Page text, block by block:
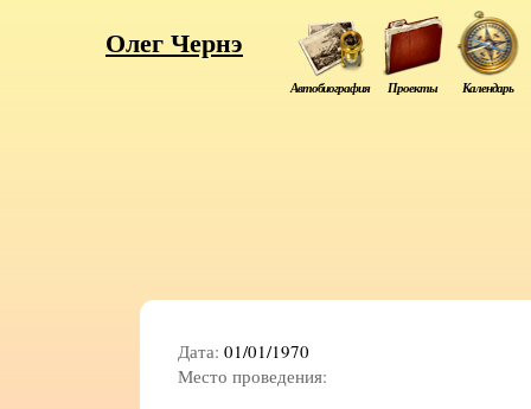
Олег Чернэ
Автобиография Проекты Календарь
Дата: 01/01/1970
Место проведения: